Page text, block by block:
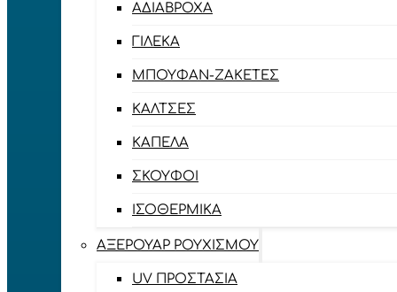
ΑΔΙΆΒΡΟΧΑ
ΓΙΛΈΚΑ
ΜΠΟΥΦΆΝ-ΖΑΚΈΤΕΣ
ΚΆΛΤΣΕΣ
ΚΑΠΈΛΑ
ΣΚΟΎΦΟΙ
ΙΣΟΘΕΡΜΙΚΆ
ΑΞΕΡΟΥΆΡ ΡΟΥΧΙΣΜΟΎ
UV ΠΡΟΣΤΑΣΊΑ